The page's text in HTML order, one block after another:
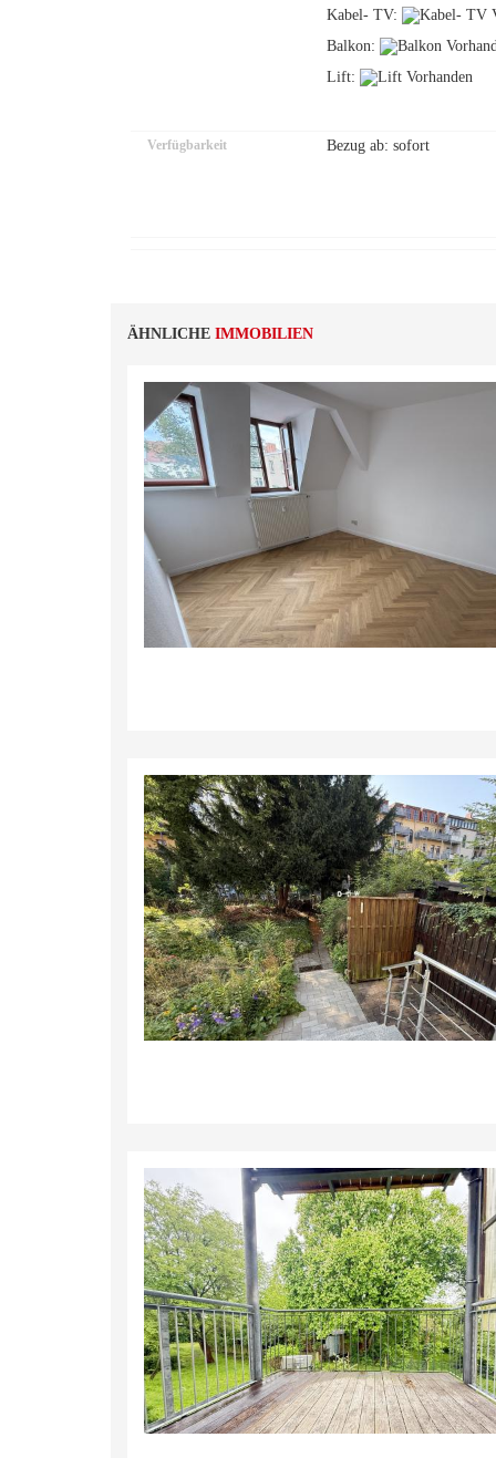
Kabel- TV:
Balkon:
Lift:
Verfügbarkeit Bezug ab: sofort
ÄHNLICHE IMMOBILIEN